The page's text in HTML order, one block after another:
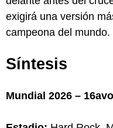
exigirá una versión
campeona del mundo.
Síntesis
Mundial 2026 –